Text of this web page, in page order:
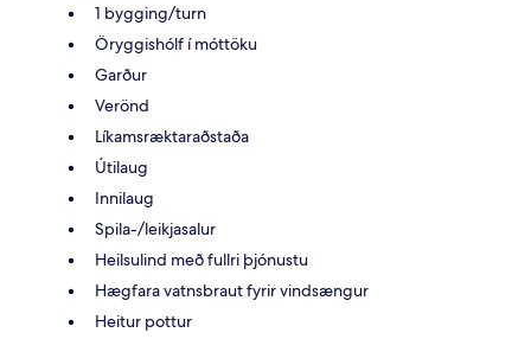
1 bygging/turn
Öryggishólf í móttöku
Garður
Verönd
Líkamsræktaraðstaða
Útilaug
Innilaug
Spila-/leikjasalur
Heilsulind með fullri þjónustu
Hægfara vatnsbraut fyrir vindsængur
Heitur pottur